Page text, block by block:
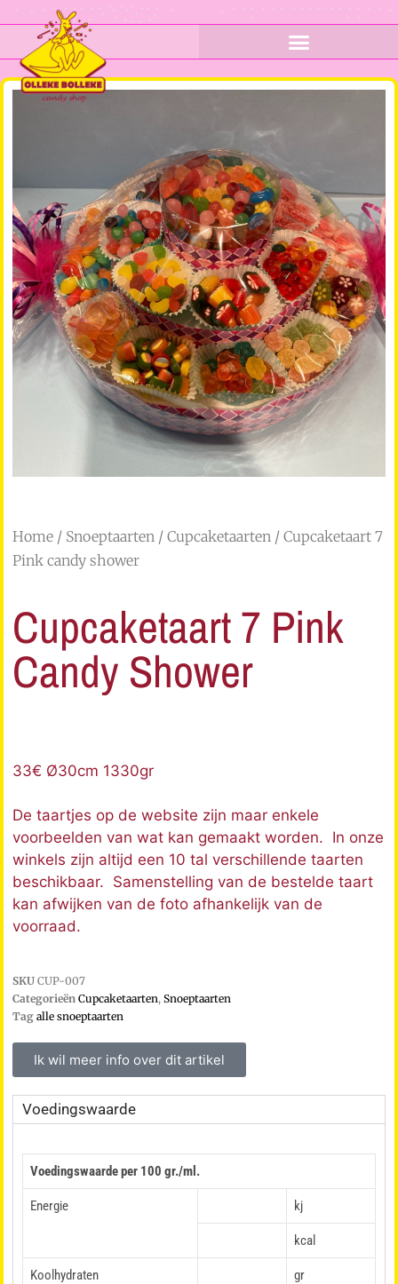
Home / Snoeptaarten / Cupcaketaarten / Cupcaketaart 7
Pink candy shower
Cupcaketaart 7 Pink
Candy Shower
33€ Ø30cm 1330gr
De taartjes op de website zijn maar enkele
voorbeelden van wat kan gemaakt worden. In onze
winkels zijn altijd een 10 tal verschillende taarten
beschikbaar. Samenstelling van de bestelde taart
kan afwijken van de foto afhankelijk van de
voorraad.
SKU CUP-007
Categorieën Cupcaketaarten, Snoeptaarten
Tag alle snoeptaarten
Ik wil meer info over dit artikel
Voedingswaarde
Voedingswaarde per 100 gr./ml.
Energie kj
kcal
Koolhydraten gr